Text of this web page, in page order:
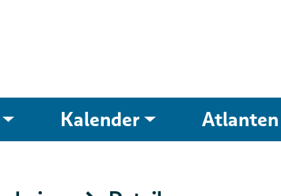
Kalender Atlanten